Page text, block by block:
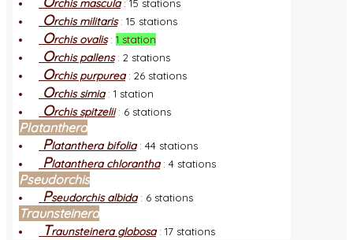
rchis mascula: 15 stations
Orchis militaris: 15 stations
Orchis ovalis: 1 station
Orchis pallens: 2 stations
Orchis purpurea: 26 stations
Orchis simia: 1 station
Orchis spitzelii: 6 stations
Platanthera
Platanthera bifolia: 44 stations
Platanthera chlorantha: 4 stations
Pseudorchis
Pseudorchis albida: 6 stations
Traunsteinera
Traunsteinera globosa: 17 stations